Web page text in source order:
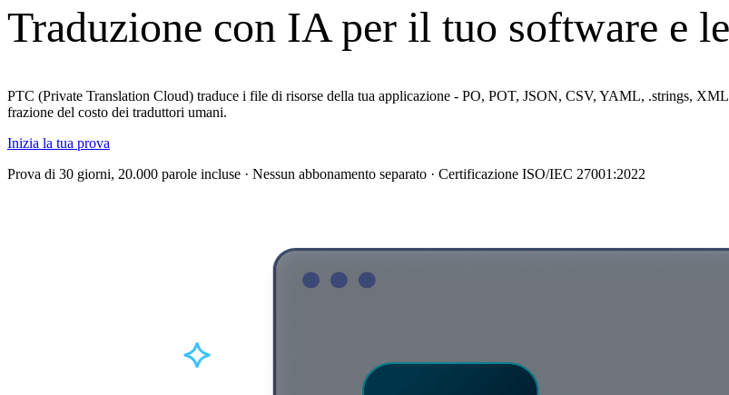
Traduzione con IA per il tuo software e
PTC (Private Translation Cloud) traduce i file di risorse della tua applicazione - PO, POT, JSON, CSV, YAML, .strings,
frazione del costo dei traduttori umani.
Inizia la tua prova
Prova di 30 giorni, 20.000 parole incluse · Nessun abbonamento separato · Certificazione ISO/IEC 27001:2022